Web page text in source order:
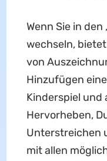
Wenn Sie in
wechseln,
von
Hinzufügen
Kinderspiel und
Hervorheben,
Unterstreichen
mit allen